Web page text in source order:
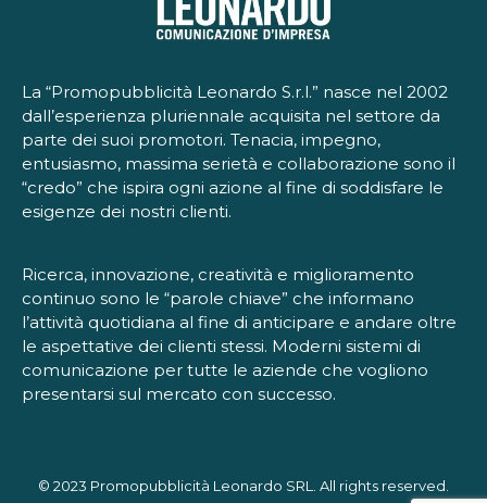
La “Promopubblicità Leonardo S.r.l.” nasce nel 2002
dall’esperienza pluriennale acquisita nel settore da
parte dei suoi promotori. Tenacia, impegno,
entusiasmo, massima serietà e collaborazione sono il
“credo” che ispira ogni azione al fine di soddisfare le
esigenze dei nostri clienti.
Ricerca, innovazione, creatività e miglioramento
continuo sono le “parole chiave” che informano
l’attività quotidiana al fine di anticipare e andare oltre
le aspettative dei clienti stessi. Moderni sistemi di
comunicazione per tutte le aziende che vogliono
presentarsi sul mercato con successo.
© 2023 Promopubblicità Leonardo SRL. All rights reserved.